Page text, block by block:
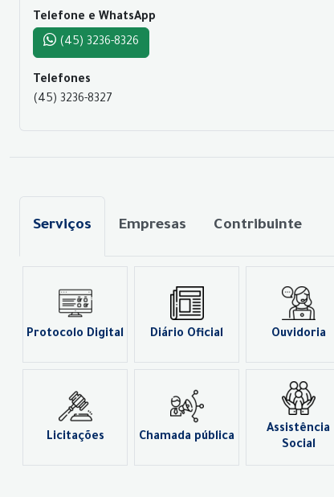
Telefone e WhatsApp
(45) 3236-8326
Telefones
(45) 3236-8327
Serviços Empresas Contribuinte
Protocolo Digital Diário Oficial Ouvidoria
Licitações Chamada pública
Assistência
Social